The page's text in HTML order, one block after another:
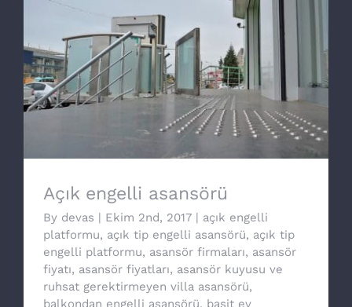
Açık engelli asansörü
Açık engelli asansörü
By devas | Ekim 2nd, 2017 | açık engelli
platformu, açık tip engelli asansörü, açık tip
engelli platformu, asansör firmaları, asansör
fiyatı, asansör fiyatları, asansör kuyusu ve
ruhsat gerektirmeyen villa asansörü,
balkondan engelli asansörü, basit ev